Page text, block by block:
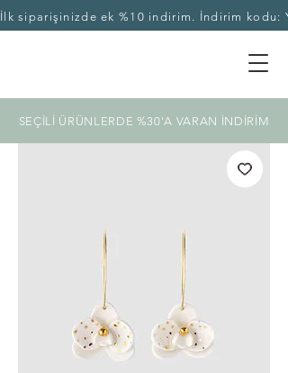
İlk siparişinizde ek %10 indirim. İndirim kodu:
SEÇİLİ ÜRÜNLERDE %30'A VARAN İNDİRİM